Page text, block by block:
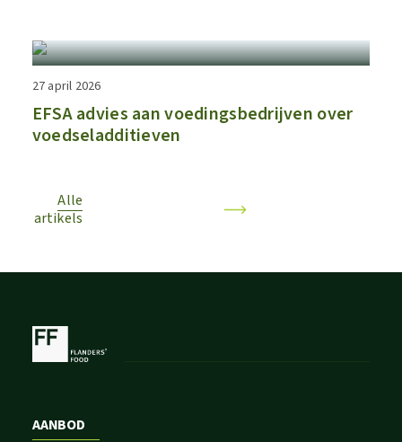
27 april 2026
EFSA advies aan voedingsbedrijven over
voedseladditieven
Alle
artikels
AANBOD